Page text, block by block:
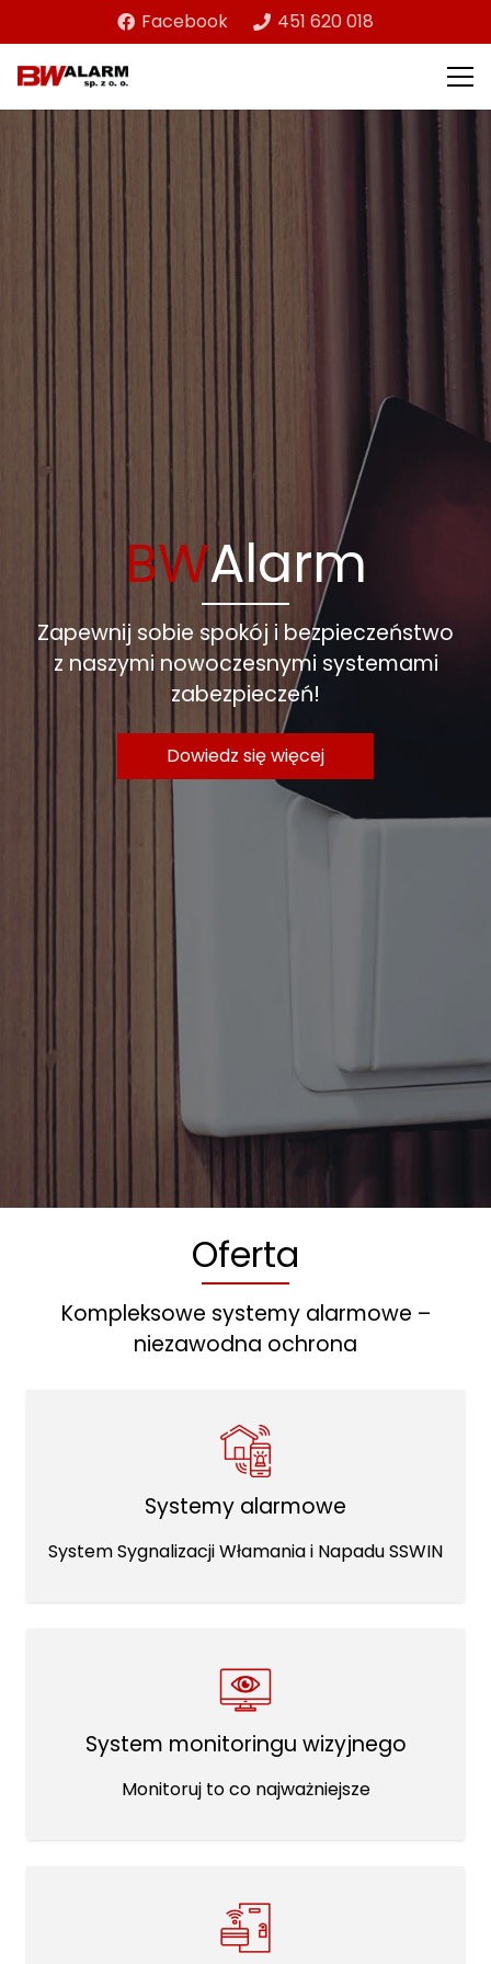
Facebook 451 620 018
BWAlarm
Zapewnij sobie spokój i bezpieczeństwo
z naszymi nowoczesnymi systemami
zabezpieczeń!
Dowiedz się więcej
Oferta
Kompleksowe systemy alarmowe –
niezawodna ochrona
Systemy alarmowe
System Sygnalizacji Włamania i Napadu SSWIN
System monitoringu wizyjnego
Monitoruj to co najważniejsze